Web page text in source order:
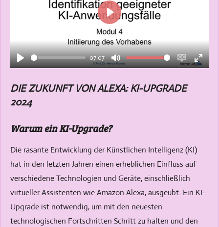
P
l
a
y
07:07
M
u
t
E
n
a
c
a
p
t
E
s
P
l
a
y
DIE ZUKUNFT VON ALEXA: KI-UPGRADE
2024
Warum ein KI-Upgrade?
Die rasante Entwicklung der Künstlichen Intelligenz (KI)
hat in den letzten Jahren einen erheblichen Einfluss auf
verschiedene Technologien und Geräte, einschließlich
virtueller Assistenten wie Amazon Alexa, ausgeübt. Ein KI-
Upgrade ist notwendig, um mit den neuesten
technologischen Fortschritten Schritt zu halten und den